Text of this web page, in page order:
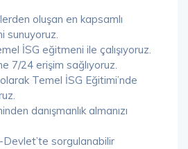
oluşan en kapsamlı
sunuyoruz.
İSG eğitmeni ile çalışıyoruz.
7/24 erişim sağlıyoruz.
Temel İSG Eğitimi’nde
danışmanlık almanızı
Devlet’te sorgulanabilir